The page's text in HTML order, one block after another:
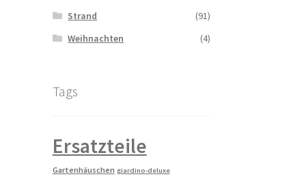
Strand
(91)
Weihnachten
(4)
Tags
Ersatzteile
Gartenhäuschen giardino-deluxe